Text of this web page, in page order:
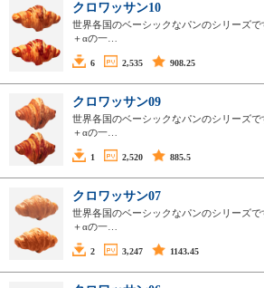
クロワッサン10
世界各国のベーシックなパンのシリーズ
＋αの一…
6 2,535 908.25
クロワッサン09
世界各国のベーシックなパンのシリーズ
＋αの一…
1 2,520 885.5
クロワッサン07
世界各国のベーシックなパンのシリーズ
＋αの一…
2 3,247 1143.45